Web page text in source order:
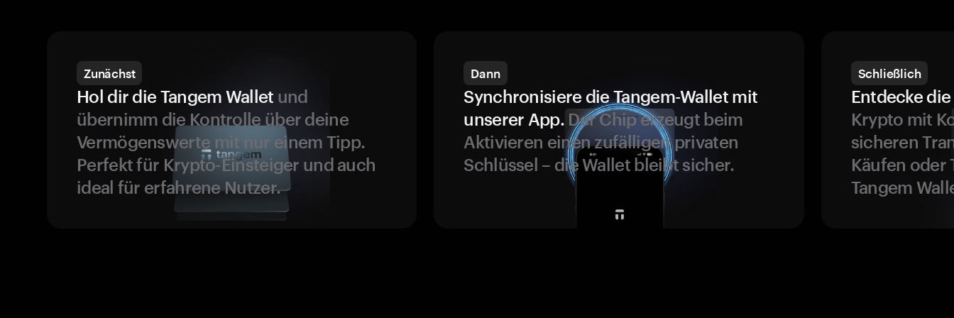
Zunächst
Hol dir die Tangem Wallet und
übernimm die Kontrolle über deine
Vermögenswerte mit nur einem Tipp.
Perfekt für Krypto-Einsteiger und auch
ideal für erfahrene Nutzer.
Dann
Synchronisiere die Tangem-Wallet mit
unserer App.Der Chip erzeugt beim
Aktivieren einen zufälligen privaten
Schlüssel – die Wallet bleibt sicher.
Schließlich
Entdecke
Krypto mit
sicheren
Käufen oder
Tangem